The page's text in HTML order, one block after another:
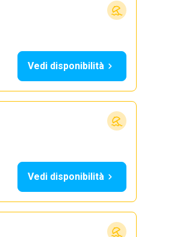
Vedi disponibilità
Vedi disponibilità